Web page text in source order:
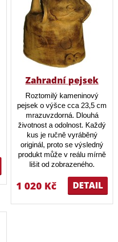
Zahradní pejsek
Roztomilý kameninový
pejsek o výšce cca 23,5 cm
mrazuvzdorná. Dlouhá
životnost a odolnost. Každý
kus je ručně vyráběný
originál, proto se výsledný
produkt může v reálu mírně
lišit od zobrazeného.
DETAIL
1 020 Kč